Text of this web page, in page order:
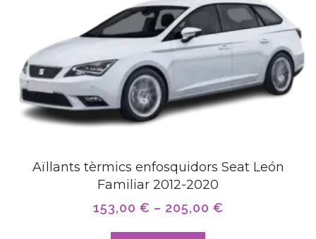
Aïllants tèrmics enfosquidors Seat León
Familiar 2012-2020
153,00 € – 205,00 €